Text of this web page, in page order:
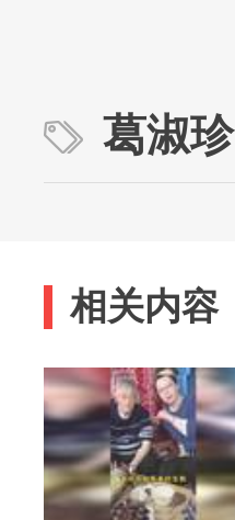
葛淑珍
相关内容